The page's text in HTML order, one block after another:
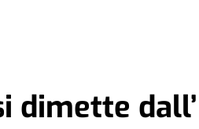
dimette